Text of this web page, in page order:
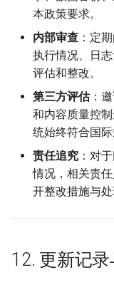
本政策要求。
内部审查 ：定
执行情况、日
评估和整改。
第三方评估：
和内容质量控
统始终符合国际
责任追究 ：对
情况，相关责
开整改措施与处
12. 更新记